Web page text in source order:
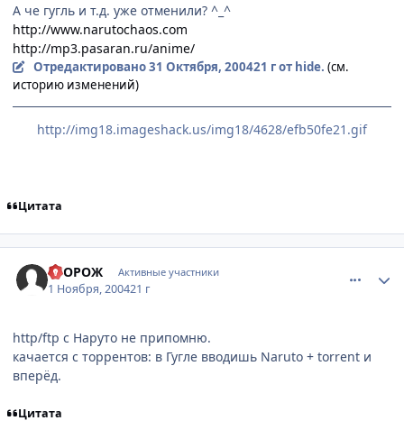
А че гугль и т.д. уже отменили? ^_^
http://www.narutochaos.com
http://mp3.pasaran.ru/anime/
Отредактировано31 Октября, 200421 гот hide. (см.
историю изменений)
http://img18.imageshack.us/img18/4628/efb50fe21.gif
Цитата
СТОРОЖ Активные участники
1 Ноября, 200421 г
http/ftp с Наруто не припомню.
качается с торрентов: в Гугле вводишь Naruto + torrent и
вперёд.
Цитата